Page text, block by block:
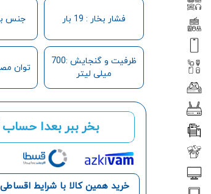
فشار بخار : 19 بار جنس
ظرفیت و گنجایش :700
میلی لیتر
توان مصرفی:
بخر ببر بعدا
خرید همین کالا با شرایط